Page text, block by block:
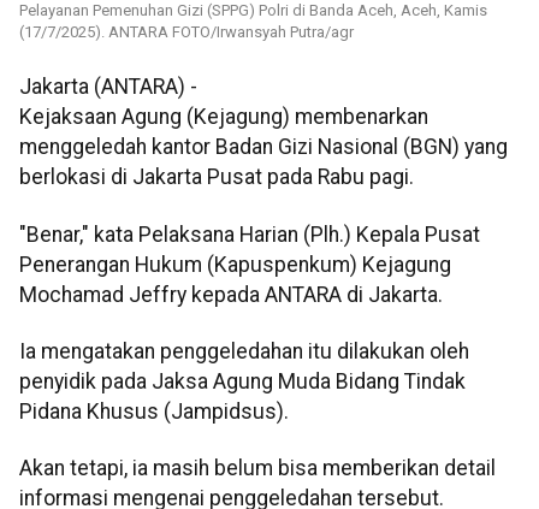
Pelayanan Pemenuhan Gizi (SPPG) Polri di Banda Aceh, Aceh, Kamis
(17/7/2025). ANTARA FOTO/Irwansyah Putra/agr
Jakarta (ANTARA) -
Kejaksaan Agung (Kejagung) membenarkan
menggeledah kantor Badan Gizi Nasional (BGN) yang
berlokasi di Jakarta Pusat pada Rabu pagi.
"Benar," kata Pelaksana Harian (Plh.) Kepala Pusat
Penerangan Hukum (Kapuspenkum) Kejagung
Mochamad Jeffry kepada ANTARA di Jakarta.
Ia mengatakan penggeledahan itu dilakukan oleh
penyidik pada Jaksa Agung Muda Bidang Tindak
Pidana Khusus (Jampidsus).
Akan tetapi, ia masih belum bisa memberikan detail
informasi mengenai penggeledahan tersebut.